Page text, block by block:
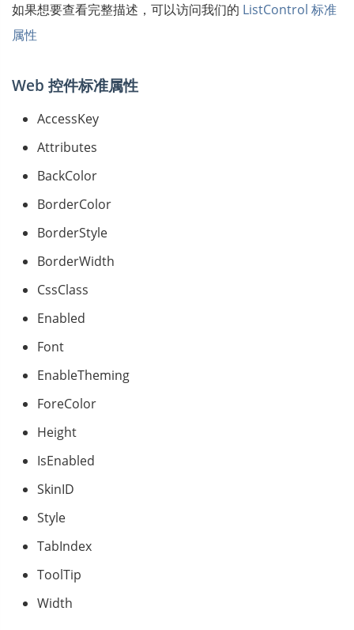
如果想要查看完整描述，可以访问我们的 ListControl 标准
属性
Web 控件标准属性
AccessKey
Attributes
BackColor
BorderColor
BorderStyle
BorderWidth
CssClass
Enabled
Font
EnableTheming
ForeColor
Height
IsEnabled
SkinID
Style
TabIndex
ToolTip
Width